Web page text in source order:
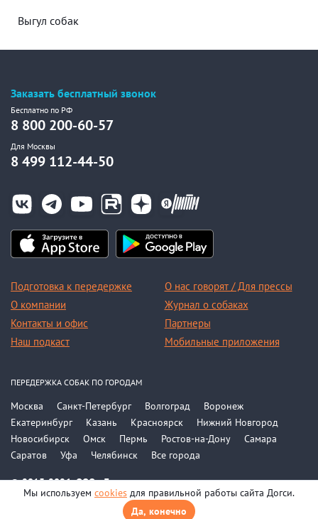
Выгул собак
Заказать бесплатный звонок
Бесплатно по РФ
8 800 200-60-57
Для Москвы
8 499 112-44-50
Подготовка к передержке
О компании
Контакты и офис
Наш подкаст
О нас говорят / Для прессы
Журнал о собаках
Партнеры
Мобильные приложения
© 2015-2026, ООО «Догси»
Политика конфиденциальности
ПЕРЕДЕРЖКА СОБАК ПО ГОРОДАМ
Москва Санкт-Петербург Волгоград
Воронеж
Екатеринбург
Казань Красноярск
Нижний Новгород
Новосибирск
Омск Пермь Ростов-на-Дону
Самара
Саратов
Уфа Челябинск Все города
Мы используем cookies для правильной работы сайта Догси.
Да, конечно